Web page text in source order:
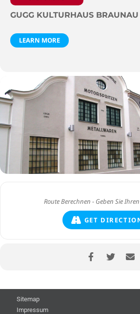
GUGG KULTURHAUS BRAUNAU
LEARN MORE
GET
Sitemap
Impressum